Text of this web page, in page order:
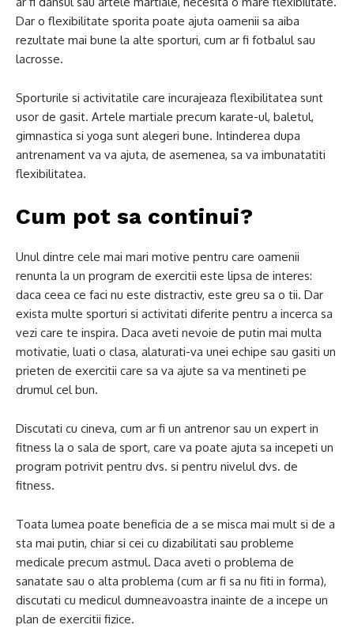
Dar o flexibilitate sporita poate ajuta oamenii sa aiba
rezultate mai bune la alte sporturi, cum ar fi fotbalul sau
lacrosse.
Sporturile si activitatile care incurajeaza flexibilitatea sunt
usor de gasit. Artele martiale precum karate-ul, baletul,
gimnastica si yoga sunt alegeri bune. Intinderea dupa
antrenament va va ajuta, de asemenea, sa va imbunatatiti
flexibilitatea.
Cum pot sa continui?
Unul dintre cele mai mari motive pentru care oamenii
renunta la un program de exercitii este lipsa de interes:
daca ceea ce faci nu este distractiv, este greu sa o tii. Dar
exista multe sporturi si activitati diferite pentru a incerca sa
vezi care te inspira. Daca aveti nevoie de putin mai multa
motivatie, luati o clasa, alaturati-va unei echipe sau gasiti un
prieten de exercitii care sa va ajute sa va mentineti pe
drumul cel bun.
Discutati cu cineva, cum ar fi un antrenor sau un expert in
fitness la o sala de sport, care va poate ajuta sa incepeti un
program potrivit pentru dvs. si pentru nivelul dvs. de
fitness.
Toata lumea poate beneficia de a se misca mai mult si de a
sta mai putin, chiar si cei cu dizabilitati sau probleme
medicale precum astmul. Daca aveti o problema de
sanatate sau o alta problema (cum ar fi sa nu fiti in forma),
discutati cu medicul dumneavoastra inainte de a incepe un
plan de exercitii fizice.